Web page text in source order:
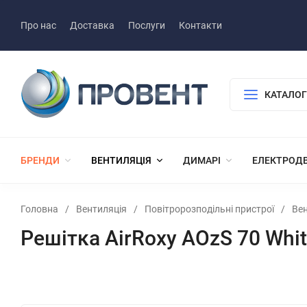
Про нас Доставка Послуги Контакти
БРЕНДИ ВЕНТИЛЯЦІЯ ДИМАРІ
Головна / Вентиляція / Повітророзподільні пристрої /
Решітка AirRoxy AOzS 70